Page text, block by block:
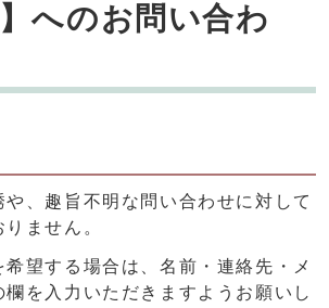
へのお問い合わ
や、趣旨不明な問い合わせに対して
ません。
希望する場合は、名前・連絡先・メ
欄を入力いただきますようお願いし